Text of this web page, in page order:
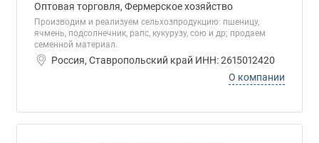
Оптовая торговля, Фермерское хозяйство
Производим и реализуем сельхозпродукцию: пшеницу,
ячмень, подсолнечник, рапс, кукурузу, сою и др; продаем
семенной материал.
Россия, Ставропольский край ИНН: 2615012420
О компании